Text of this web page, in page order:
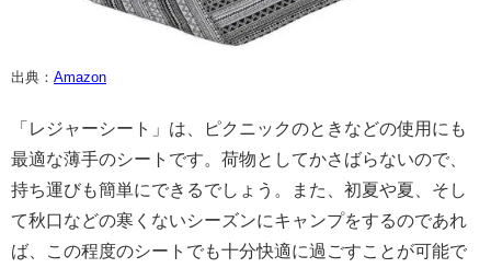
出典： Amazon
「レジャーシート」は、ピクニックのときなどの使用にも
最適な薄手のシートです。荷物としてかさばらないので、
持ち運びも簡単にできるでしょう。また、初夏や夏、そし
て秋口などの寒くないシーズンにキャンプをするのであれ
ば、この程度のシートでも十分快適に過ごすことが可能で